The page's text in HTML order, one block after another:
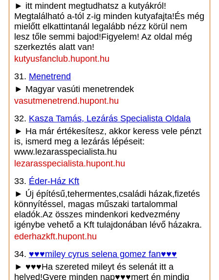
► itt mindent megtudhatsz a kutyákról!
Megtalálható a-tól z-ig minden kutyafajta!És még
mielőtt elkattintanál legalább nézz körül nem
lesz tőle semmi bajod!Figyelem! Az oldal még
szerkeztés alatt van!
kutyusfanclub.hupont.hu
31. Menetrend
► Magyar vasúti menetrendek
vasutmenetrend.hupont.hu
32. Kasza Tamás, Lezárás Specialista Oldala
► Ha már értékesítesz, akkor keress vele pénzt
is, ismerd meg a lezárás lépéseit:
www.lezarasspecialista.hu
lezarasspecialista.hupont.hu
33. Éder-Ház Kft
► Új építésű,tehermentes,családi házak,fizetés
könnyítéssel, magas műszaki tartalommal
eladók.Az összes mindenkori kedvezmény
igénybe vehető a Kft tulajdonában lévő házakra.
ederhazkft.hupont.hu
34. ♥♥♥miley cyrus selena gomez fan♥♥♥
► ♥♥♥Ha szereted mileyt és selenát itt a
helyed!Gyere minden nap♥♥♥mert én mindig